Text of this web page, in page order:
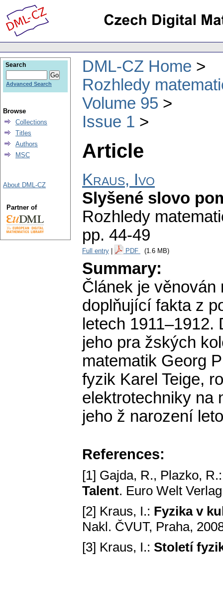
DML-CZ Home
Rozhledy
Volume 95
Issue 1
Article
Kraus, Ivo
Slyšené slovo
Rozhledy
pp. 44-49
Full entry PDF (1.6 MB)
Summary:
Článek je věnován
doplňující fakta z
letech
jeho pra žských
matematik Georg
fyzik Karel Teige,
elektrotechniky na
jeho ž narození
References:
[1] Gajda, R., Plazko,
Talent. Euro Welt
[2] Kraus, I.: Fyzika v
Nakl. ČVUT, Praha,
[3] Kraus, I.: Století
Search
Advanced Search
Browse
Collections
Titles
Authors
MSC
About DML-CZ
Partner of